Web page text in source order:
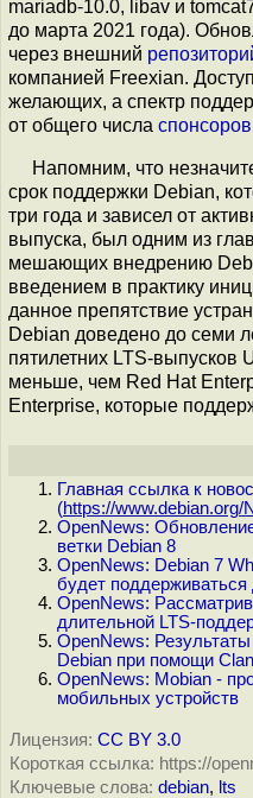
mariadb-10.0, libav и
до марта 2021 года).
через внешний
компанией Freexian. Доступ
желающих, а спектр
от общего числа спонсоров
Напомним, что
срок поддержки Debian,
три года и зависел от
выпуска, был одним из
мешающих внедрению
введением в практику
данное препятствие
Debian доведено до семи
пятилетних LTS-выпусков
меньше, чем Red Hat
Enterprise, которые
Главная ссылка к
(https://www.debian.org/
OpenNews:
ветки Debian 8
OpenNews: Debian 7
будет поддерживаться
OpenNews:
длительной LTS-
OpenNews:
Debian при помощи
OpenNews: Mobian -
мобильных устройств
Лицензия: CC BY 3.0
Короткая ссылка: https://
Ключевые слова: debian, lts